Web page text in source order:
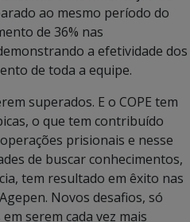
ao mesmo período do
de 36% nas
a efetividade dos
de toda a equipe.
superados. E o COPE tem
o que tem contribuído
prisionais e nesse
de buscar conhecimentos,
tem resultado em êxito nas
Novos desafios, só
serem cada vez mais